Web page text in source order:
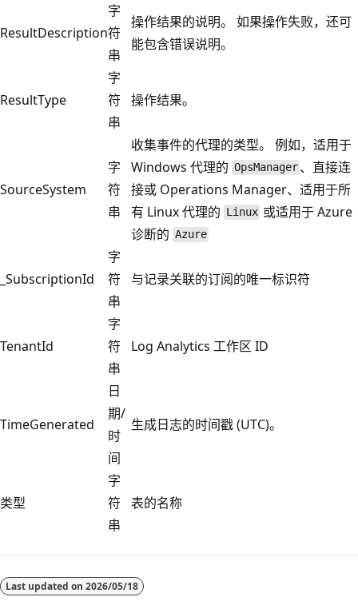
ResultDescription
字
符
串
操作结果的说明。 如果操作失败，还可
能包含错误说明。
ResultType
字
符
串
操作结果。
SourceSystem
字
符
串
收集事件的代理的类型。 例如，适用于
Windows 代理的 OpsManager 、直接连
接或 Operations Manager、适用于所
有 Linux 代理的 Linux 或适用于 Azure
诊断的 Azure
_SubscriptionId
字
符
串
与记录关联的订阅的唯一标识符
TenantId
字
符
串
Log Analytics 工作区 ID
TimeGenerated
日
期/
时
间
生成日志的时间戳 (UTC)。
类型
字
符
串
表的名称
Last updated on 2026/05/18